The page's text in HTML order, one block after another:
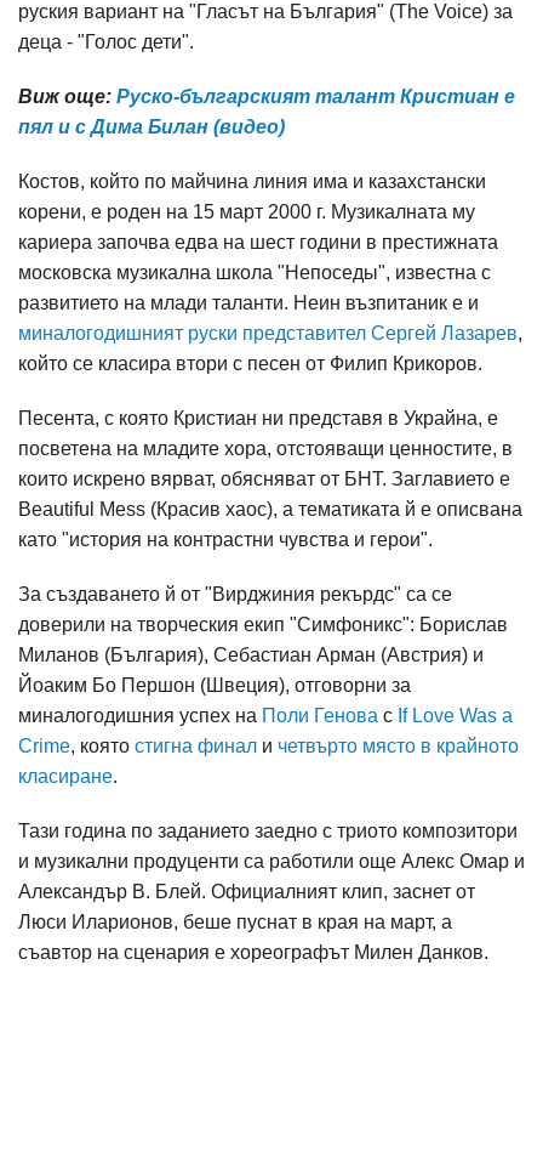
руския вариант на "Гласът на България" (The Voice) за
деца - "Голос дети".
Виж още: Руско-българският талант Кристиан е
пял и с Дима Билан (видео)
Костов, който по майчина линия има и казахстански
корени, е роден на 15 март 2000 г. Музикалната му
кариера започва едва на шест години в престижната
московска музикална школа "Непоседы", известна с
развитието на млади таланти. Неин възпитаник е и
миналогодишният руски представител Сергей Лазарев,
който се класира втори с песен от Филип Крикоров.
Песента, с която Кристиан ни представя в Украйна, е
посветена на младите хора, отстояващи ценностите, в
които искрено вярват, обясняват от БНТ. Заглавието е
Beautiful Mess (Красив хаос), а тематиката й е описвана
като "история на контрастни чувства и герои".
За създаването й от "Вирджиния рекърдс" са се
доверили на творческия екип "Симфоникс": Борислав
Миланов (България), Себастиан Арман (Австрия) и
Йоаким Бо Першон (Швеция), отговорни за
миналогодишния успех на Поли Генова с If Love Was a
Crime, която стигна финал и четвърто място в крайното
класиране.
Тази година по заданието заедно с триото композитори
и музикални продуценти са работили още Алекс Омар и
Александър В. Блей. Официалният клип, заснет от
Люси Иларионов, беше пуснат в края на март, а
съавтор на сценария е хореографът Милен Данков.